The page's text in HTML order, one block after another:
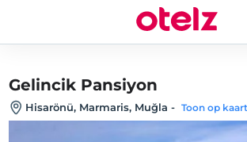
Gelincik Pansiyon
Hisarönü, Marmaris, Muğla - Toon op kaart